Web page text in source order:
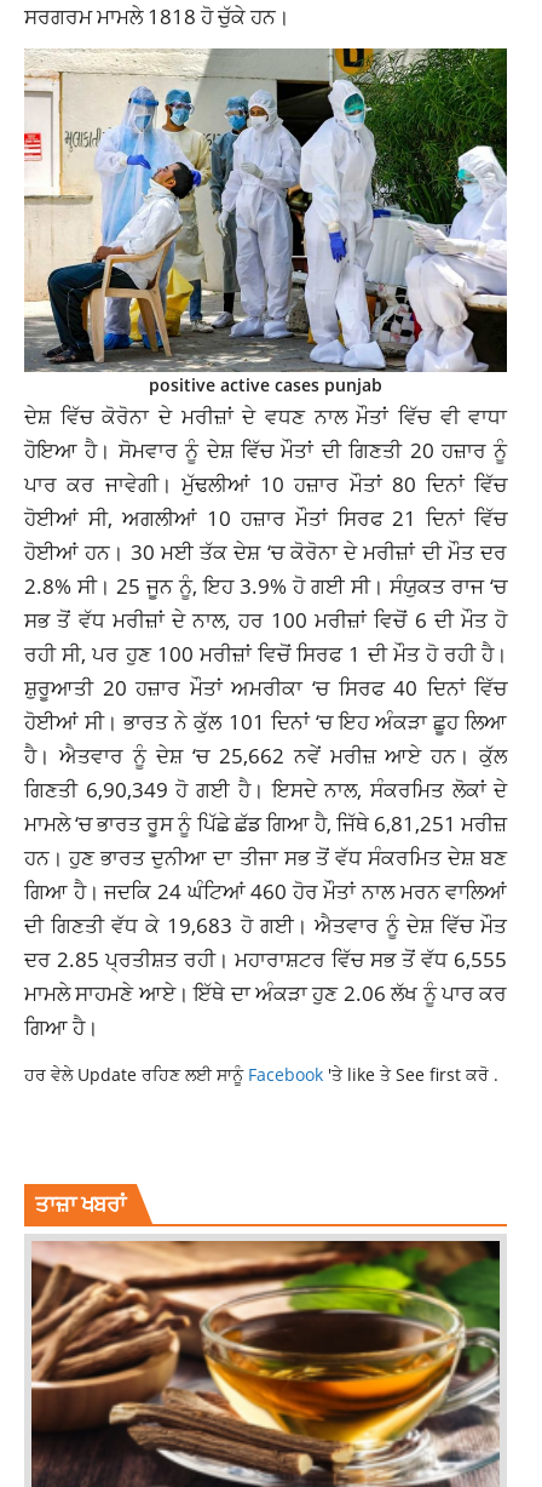
ਸਰਗਰਮ ਮਾਮਲੇ 1818 ਹੋ ਚੁੱਕੇ ਹਨ।
positive active cases punjab
ਦੇਸ਼ ਵਿੱਚ ਕੋਰੋਨਾ ਦੇ ਮਰੀਜ਼ਾਂ ਦੇ ਵਧਣ ਨਾਲ ਮੌਤਾਂ ਵਿੱਚ ਵੀ ਵਾਧਾ
ਹੋਇਆ ਹੈ। ਸੋਮਵਾਰ ਨੂੰ ਦੇਸ਼ ਵਿੱਚ ਮੌਤਾਂ ਦੀ ਗਿਣਤੀ 20 ਹਜ਼ਾਰ ਨੂੰ
ਪਾਰ ਕਰ ਜਾਵੇਗੀ। ਮੁੱਢਲੀਆਂ 10 ਹਜ਼ਾਰ ਮੌਤਾਂ 80 ਦਿਨਾਂ ਵਿੱਚ
ਹੋਈਆਂ ਸੀ, ਅਗਲੀਆਂ 10 ਹਜ਼ਾਰ ਮੌਤਾਂ ਸਿਰਫ 21 ਦਿਨਾਂ ਵਿੱਚ
ਹੋਈਆਂ ਹਨ। 30 ਮਈ ਤੱਕ ਦੇਸ਼ ‘ਚ ਕੋਰੋਨਾ ਦੇ ਮਰੀਜ਼ਾਂ ਦੀ ਮੌਤ ਦਰ
2.8% ਸੀ। 25 ਜੂਨ ਨੂੰ, ਇਹ 3.9% ਹੋ ਗਈ ਸੀ। ਸੰਯੁਕਤ ਰਾਜ ‘ਚ
ਸਭ ਤੋਂ ਵੱਧ ਮਰੀਜ਼ਾਂ ਦੇ ਨਾਲ, ਹਰ 100 ਮਰੀਜ਼ਾਂ ਵਿਚੋਂ 6 ਦੀ ਮੌਤ ਹੋ
ਰਹੀ ਸੀ, ਪਰ ਹੁਣ 100 ਮਰੀਜ਼ਾਂ ਵਿਚੋਂ ਸਿਰਫ 1 ਦੀ ਮੌਤ ਹੋ ਰਹੀ ਹੈ।
ਸ਼ੁਰੂਆਤੀ 20 ਹਜ਼ਾਰ ਮੌਤਾਂ ਅਮਰੀਕਾ ‘ਚ ਸਿਰਫ 40 ਦਿਨਾਂ ਵਿੱਚ
ਹੋਈਆਂ ਸੀ।ਭਾਰਤਨੇ ਕੁੱਲ 101 ਦਿਨਾਂ ‘ਚ ਇਹ ਅੰਕੜਾ ਛੂਹ ਲਿਆ
ਹੈ। ਐਤਵਾਰ ਨੂੰ ਦੇਸ਼ ‘ਚ 25,662 ਨਵੇਂ ਮਰੀਜ਼ ਆਏ ਹਨ। ਕੁੱਲ
ਗਿਣਤੀ 6,90,349 ਹੋ ਗਈ ਹੈ। ਇਸਦੇ ਨਾਲ, ਸੰਕਰਮਿਤ ਲੋਕਾਂ ਦੇ
ਮਾਮਲੇ ‘ਚ ਭਾਰਤ ਰੂਸ ਨੂੰ ਪਿੱਛੇ ਛੱਡ ਗਿਆ ਹੈ, ਜਿੱਥੇ 6,81,251 ਮਰੀਜ਼
ਹਨ। ਹੁਣ ਭਾਰਤ ਦੁਨੀਆ ਦਾ ਤੀਜਾ ਸਭ ਤੋਂ ਵੱਧ ਸੰਕਰਮਿਤ ਦੇਸ਼ ਬਣ
ਗਿਆ ਹੈ। ਜਦਕਿ 24 ਘੰਟਿਆਂ 460 ਹੋਰ ਮੌਤਾਂ ਨਾਲ ਮਰਨ ਵਾਲਿਆਂ
ਦੀ ਗਿਣਤੀ ਵੱਧ ਕੇ 19,683 ਹੋ ਗਈ। ਐਤਵਾਰ ਨੂੰ ਦੇਸ਼ ਵਿੱਚ ਮੌਤ
ਦਰ 2.85 ਪ੍ਰਤੀਸ਼ਤ ਰਹੀ।ਮਹਾਰਾਸ਼ਟਰਵਿੱਚ ਸਭ ਤੋਂ ਵੱਧ 6,555
ਮਾਮਲੇ ਸਾਹਮਣੇ ਆਏ। ਇੱਥੇ ਦਾ ਅੰਕੜਾ ਹੁਣ 2.06 ਲੱਖ ਨੂੰ ਪਾਰ ਕਰ
ਗਿਆ ਹੈ।
ਹਰ ਵੇਲੇ Update ਰਹਿਣ ਲਈ ਸਾਨੂੰ Facebook 'ਤੇ like ਤੇ See first ਕਰੋ .
ਤਾਜ਼ਾ ਖਬਰਾਂ